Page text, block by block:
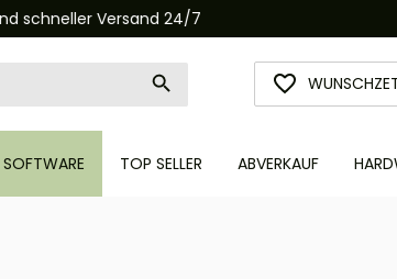
Bestellabwicklung (API)
SOFTWARE TOP SELLER ABVERKAUF